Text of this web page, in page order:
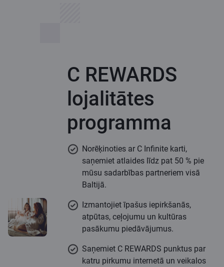
C REWARDS
lojalitātes
programma
Norēķinoties ar C Infinite karti,
saņemiet atlaides līdz pat 50 % pie
mūsu sadarbības partneriem visā
Baltijā.
Izmantojiet īpašus iepirkšanās,
atpūtas, ceļojumu un kultūras
pasākumu piedāvājumus.
Saņemiet C REWARDS punktus par
katru pirkumu internetā un veikalos